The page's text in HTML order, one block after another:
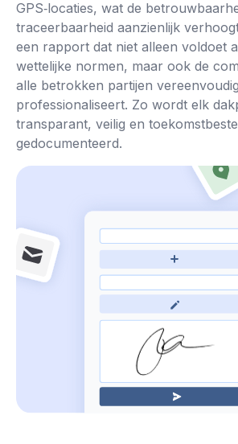
GPS‑locaties, wat de
traceerbaarheid aanzienlijk
een rapport dat niet alleen voldoet
wettelijke normen, maar ook de
alle betrokken partijen
professionaliseert. Zo wordt elk
transparant, veilig en
gedocumenteerd.